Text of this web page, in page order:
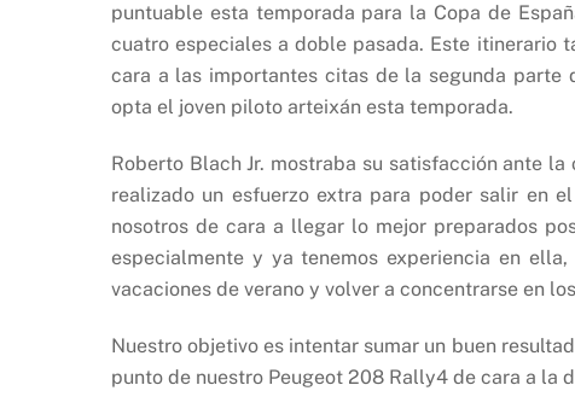
puntuable esta temporada para la Copa de
cuatro especiales a doble pasada. Este
cara a las importantes citas de la segunda
opta el joven piloto arteixán esta temporada.
Roberto Blach Jr. mostraba su satisfacción ante
realizado un esfuerzo extra para poder salir en
nosotros de cara a llegar lo mejor preparados
especialmente y ya tenemos experiencia en
vacaciones de verano y volver a concentrarse en
Nuestro objetivo es intentar sumar un buen
punto de nuestro Peugeot 208 Rally4 de cara a la